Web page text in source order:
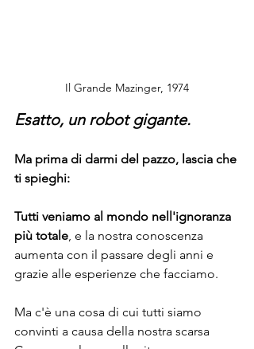
Il Grande Mazinger, 1974
Esatto, un robot gigante.
Ma prima di darmi del pazzo, lascia che
ti spieghi:
Tutti veniamo al mondo nell'ignoranza
più totale , e la nostra conoscenza
aumenta con il passare degli anni e
grazie alle esperienze che facciamo.
Ma c'è una cosa di cui tutti siamo
convinti a causa della nostra scarsa